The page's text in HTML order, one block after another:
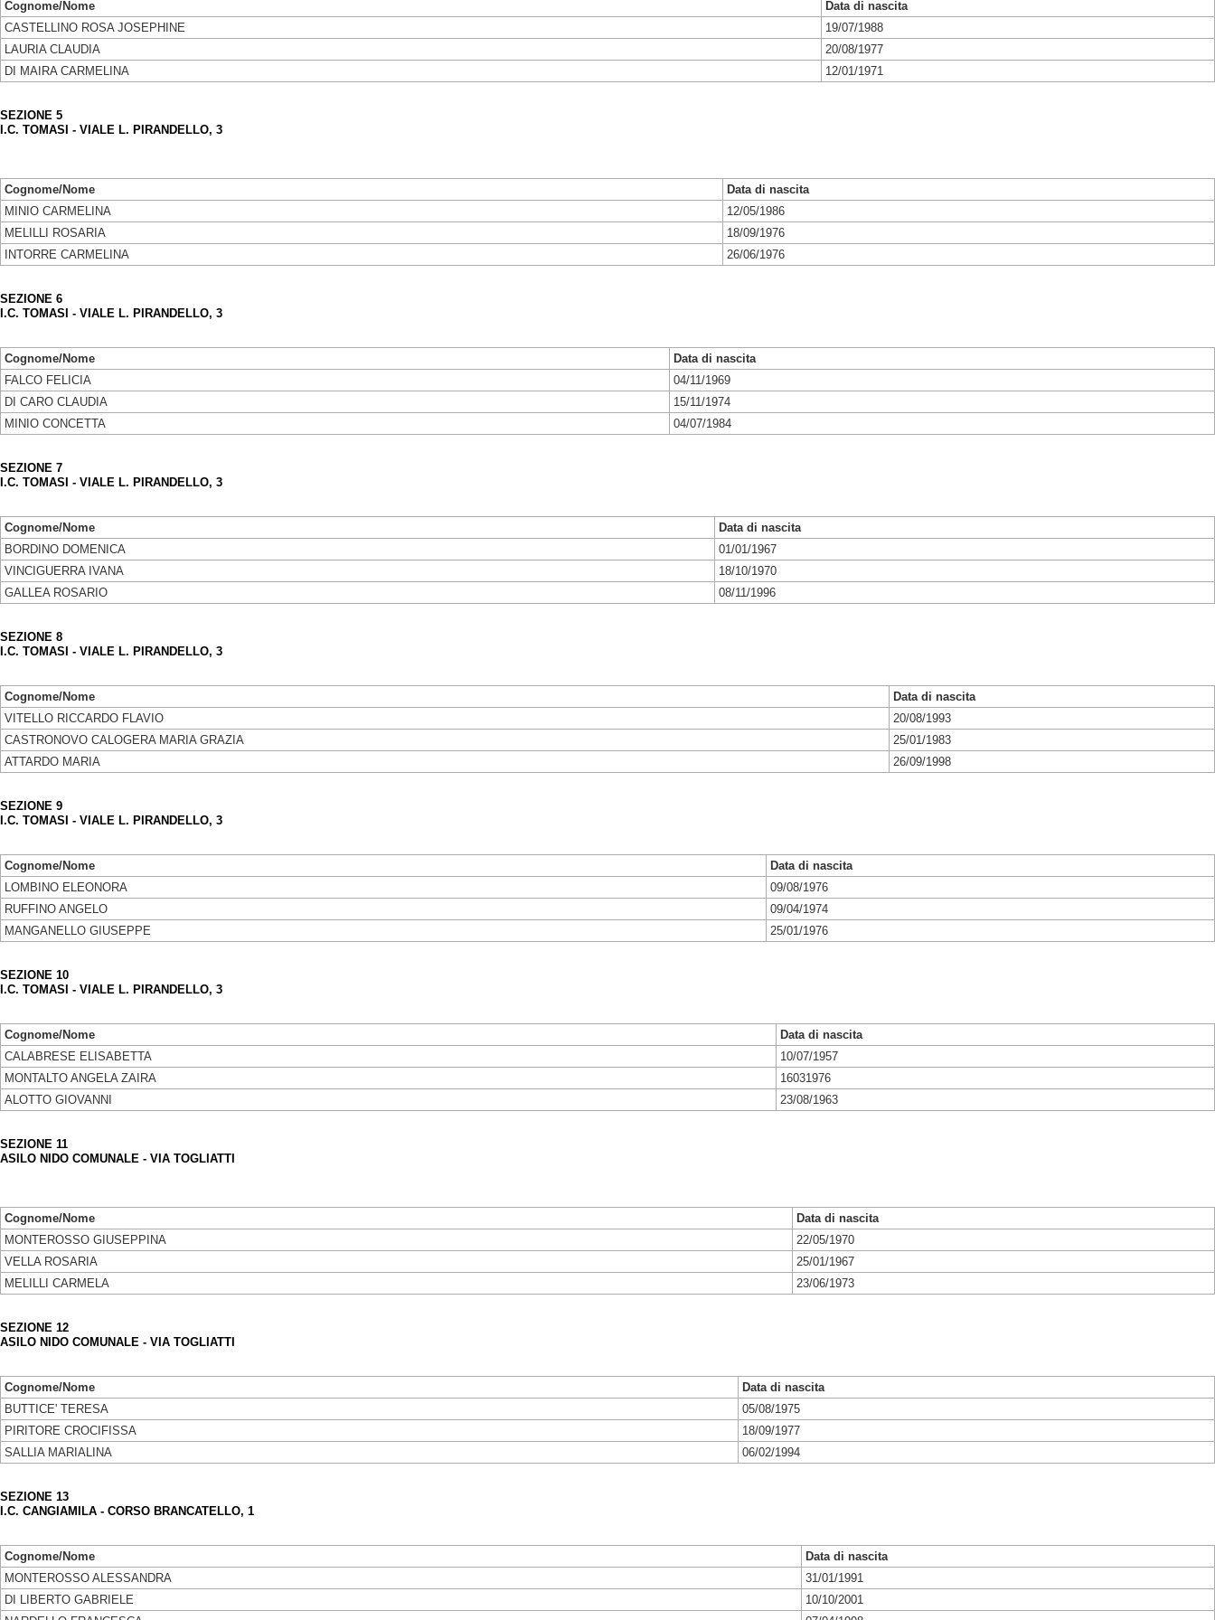
Cognome/Nome
Data di nascita
CASTELLINO ROSA JOSEPHINE
19/07/1988
LAURIA CLAUDIA
20/08/1977
DI MAIRA CARMELINA
12/01/1971
SEZIONE 5
I.C. TOMASI - VIALE L. PIRANDELLO, 3
Cognome/Nome
Data di nascita
MINIO CARMELINA
12/05/1986
MELILLI ROSARIA
18/09/1976
INTORRE CARMELINA
26/06/1976
SEZIONE 6
I.C. TOMASI - VIALE L. PIRANDELLO, 3
Cognome/Nome
Data di nascita
FALCO FELICIA
04/11/1969
DI CARO CLAUDIA
15/11/1974
MINIO CONCETTA
04/07/1984
SEZIONE 7
I.C. TOMASI - VIALE L. PIRANDELLO, 3
Cognome/Nome
Data di nascita
BORDINO DOMENICA
01/01/1967
VINCIGUERRA IVANA
18/10/1970
GALLEA ROSARIO
08/11/1996
SEZIONE 8
I.C. TOMASI - VIALE L. PIRANDELLO, 3
Cognome/Nome
Data di nascita
VITELLO RICCARDO FLAVIO
20/08/1993
CASTRONOVO CALOGERA MARIA GRAZIA
25/01/1983
ATTARDO MARIA
26/09/1998
SEZIONE 9
I.C. TOMASI - VIALE L. PIRANDELLO, 3
Cognome/Nome
Data di nascita
LOMBINO ELEONORA
09/08/1976
RUFFINO ANGELO
09/04/1974
MANGANELLO GIUSEPPE
25/01/1976
SEZIONE 10
I.C. TOMASI - VIALE L. PIRANDELLO, 3
Cognome/Nome
Data di nascita
CALABRESE ELISABETTA
10/07/1957
MONTALTO ANGELA ZAIRA
16031976
ALOTTO GIOVANNI
23/08/1963
SEZIONE 11
ASILO NIDO COMUNALE - VIA TOGLIATTI
Cognome/Nome
Data di nascita
MONTEROSSO GIUSEPPINA
22/05/1970
VELLA ROSARIA
25/01/1967
MELILLI CARMELA
23/06/1973
SEZIONE 12
ASILO NIDO COMUNALE - VIA TOGLIATTI
Cognome/Nome
Data di nascita
BUTTICE' TERESA
05/08/1975
PIRITORE CROCIFISSA
18/09/1977
SALLIA MARIALINA
06/02/1994
SEZIONE 13
I.C. CANGIAMILA - CORSO BRANCATELLO, 1
Cognome/Nome
Data di nascita
MONTEROSSO ALESSANDRA
31/01/1991
DI LIBERTO GABRIELE
10/10/2001